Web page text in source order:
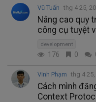
Vũ Tuấn thg 4 25,
Nâng cao quy
công cụ tuyệt
development
176 0
Vinh Phạm thg 4 25,
Cách mình
Context